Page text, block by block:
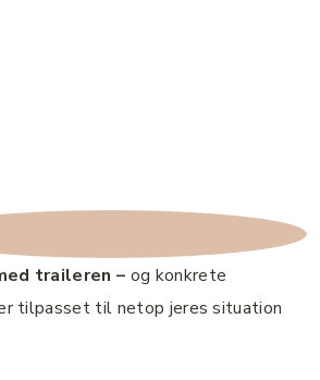
traileren – og konkrete
tilpasset til netop jeres situation